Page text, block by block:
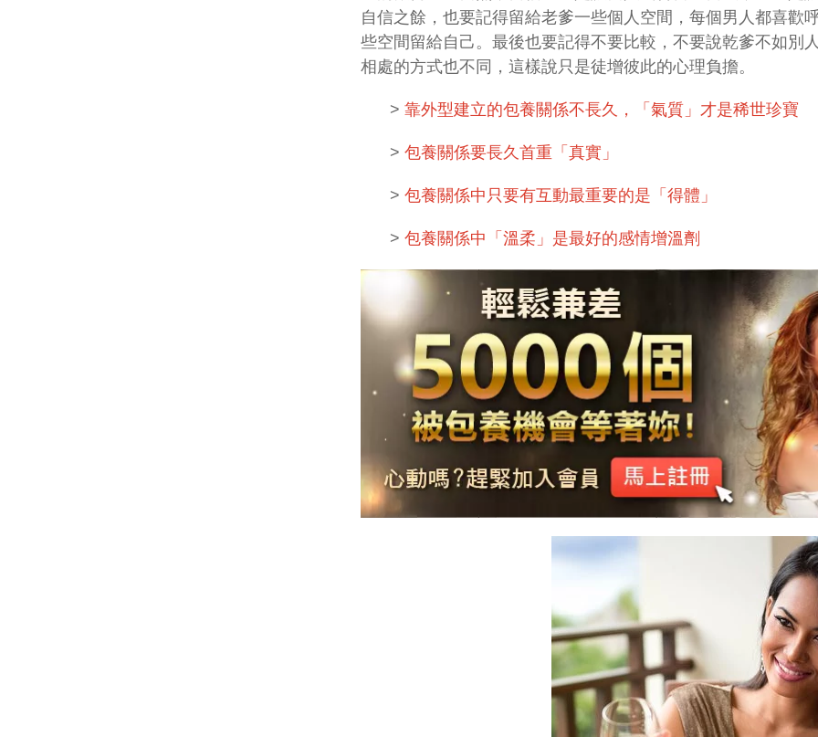
自信之餘，也要記得留給老爹一些個人空間，每個男人都喜歡
些空間留給自己。最後也要記得不要比較，不要說乾爹不如別
相處的方式也不同，這樣說只是徒增彼此的心理負擔。
> 靠外型建立的包養關係不長久，「氣質」才是稀世珍寶
> 包養關係要長久首重「真實」
> 包養關係中只要有互動最重要的是「得體」
> 包養關係中「溫柔」是最好的感情增溫劑